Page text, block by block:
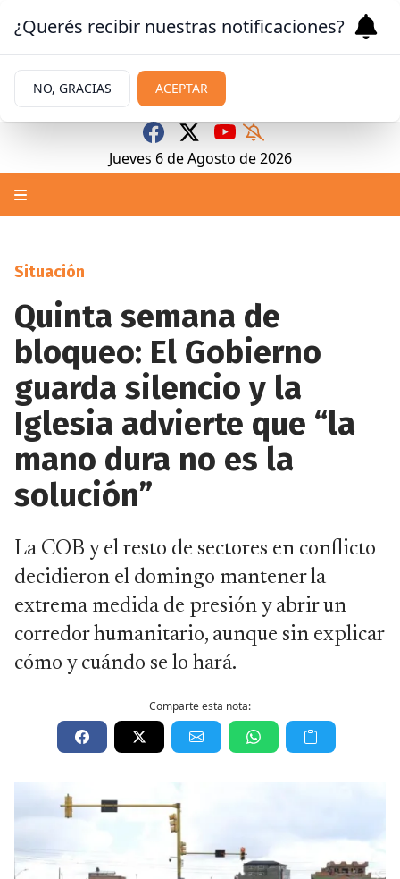
Jueves 6 de Agosto de 2026
Situación
Quinta semana de
bloqueo: El Gobierno
guarda silencio y la
Iglesia advierte que “la
mano dura no es la
solución”
La COB y el resto de sectores en conflicto
decidieron el domingo mantener la
extrema medida de presión y abrir un
corredor humanitario, aunque sin explicar
cómo y cuándo se lo hará.
Comparte esta nota:
¿Querés recibir nuestras notificaciones?
NO, GRACIAS ACEPTAR